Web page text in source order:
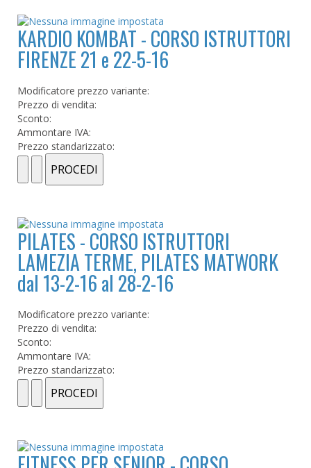
KARDIO KOMBAT - CORSO ISTRUTTORI
FIRENZE 21 e 22-5-16
Modificatore prezzo variante:
Prezzo di vendita:
Sconto:
Ammontare IVA:
Prezzo standarizzato:
PILATES - CORSO ISTRUTTORI
LAMEZIA TERME, PILATES MATWORK
dal 13-2-16 al 28-2-16
Modificatore prezzo variante:
Prezzo di vendita:
Sconto:
Ammontare IVA:
Prezzo standarizzato: